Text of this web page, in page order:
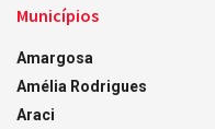
Municípios
Amargosa
Amélia Rodrigues
Araci